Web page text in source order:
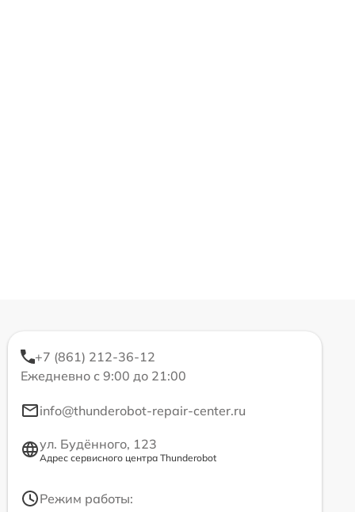
+7 (861) 212-36-12
Ежедневно с 9:00 до 21:00
info@thunderobot-repair-center.ru
ул. Будённого, 123
Адрес сервисного центра Thunderobot
Режим работы: